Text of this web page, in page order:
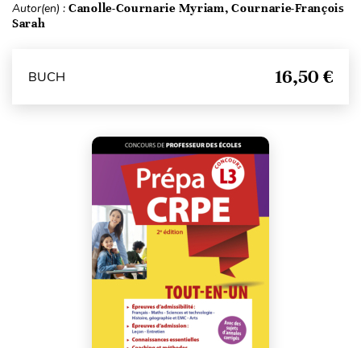
Autor(en) : Canolle-Cournarie Myriam, Cournarie-François
Sarah
BUCH 16,50 €